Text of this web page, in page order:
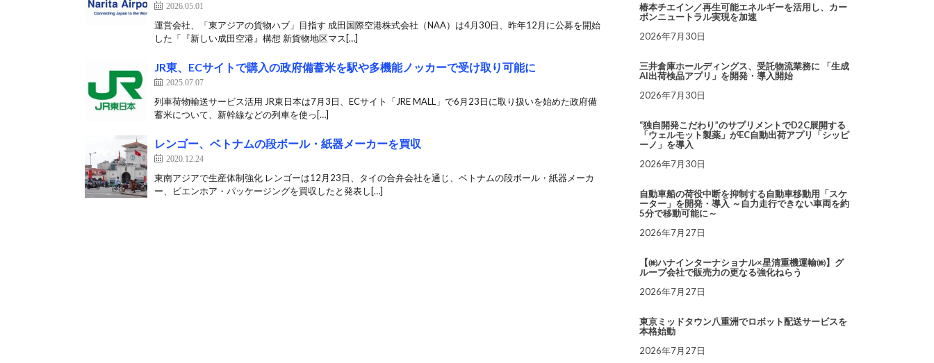
2026.05.01
運営会社、「東アジアの貨物ハブ」目指す 成田国際空港株式会社（NAA）は4月30日、昨年12月に公募を開始
した「『新しい成田空港』構想 新貨物地区マス[…]
JR東、ECサイトで購入の政府備蓄米を駅や多機能ノッカーで受け取り可能に
2025.07.07
列車荷物輸送サービス活用 JR東日本は7月3日、ECサイト「JRE MALL」で6月23日に取り扱いを始めた政府備
蓄米について、新幹線などの列車を使っ[…]
レンゴー、ベトナムの段ボール・紙器メーカーを買収
2020.12.24
東南アジアで生産体制強化 レンゴーは12月23日、タイの合弁会社を通じ、ベトナムの段ボール・紙器メーカ
ー、ビエンホア・パッケージングを買収したと発表し[…]
椿本チエイン／再生可能エネルギーを活用し、カー
ボンニュートラル実現を加速
2026年7月30日
三井倉庫ホールディングス、受託物流業務に 「生成
AI出荷検品アプリ」を開発・導入開始
2026年7月30日
“独自開発こだわり”のサプリメントでD2C展開する
「ウェルモット製薬」がEC自動出荷アプリ「シッピ
ーノ」を導入
2026年7月30日
自動車船の荷役中断を抑制する自動車移動用「スケ
ーター」を開発・導入 ～自力走行できない車両を約
5分で移動可能に～
2026年7月27日
【㈱ハナインターナショナル×星清重機運輸㈱】グ
ループ会社で販売力の更なる強化ねらう
2026年7月27日
東京ミッドタウン八重洲でロボット配送サービスを
本格始動
2026年7月27日